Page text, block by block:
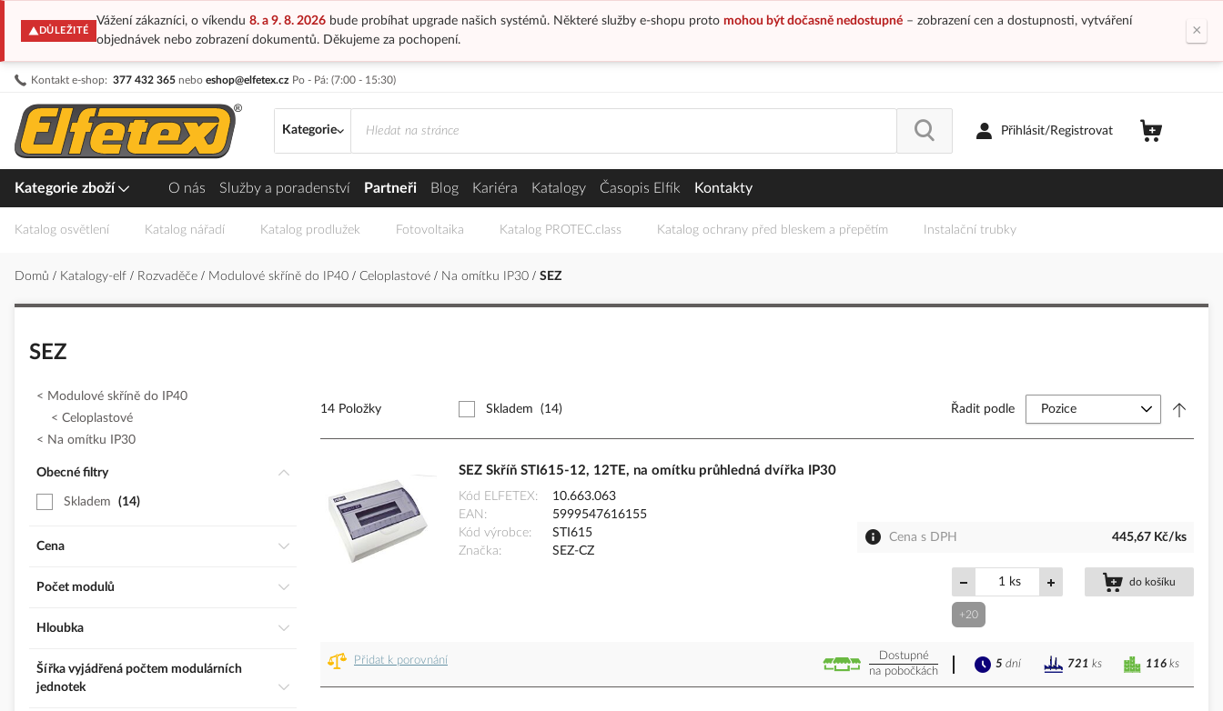
DŮLEŽITÉ
Vážení zákazníci, o víkendu 8. a 9. 8. 2026bude probíhat upgrade našich systémů. Některé služby e-shopu proto mohou být dočasně nedostupné– zobrazení cen a dostupnosti, vytváření
objednávek nebo zobrazení dokumentů. Děkujeme za pochopení.
×
Kontakt e-shop: 377 432 365 nebo eshop@elfetex.cz Po - Pá: (7:00 - 15:30)
Přejít
obsah
Kategorie
Přihlásit/Registrovat
Kategorie zboží O nás Služby a poradenství Partneři Blog Kariéra Katalogy Časopis Elfík Kontakty
Katalog osvětlení Katalog nářadí Katalog prodlužek Fotovoltaika Katalog PROTEC.class Katalog ochrany před bleskem a přepětím Instalační trubky
Domů Katalogy-elf Rozvaděče Modulové skříně do IP40 Celoplastové Na omítku IP30 SEZ
SEZ
14 Položky Skladem (14) Řadit podle
SEZ Skříň STI615-12, 12TE, na omítku průhledná dvířka IP30
Kód ELFETEX
10.663.063
EAN
5999547616155
Kód výrobce
STI615
Značka
SEZ-CZ
Cena s DPH 445,67 Kč/ks
ks do košíku
+20
Přidat k porovnání
Dostupné
na pobočkách
116 ks
5 dní 721 ks
Modulové skříně do IP40
Celoplastové
Na omítku IP30
Obecné filtry
Skladem 14
Cena
Počet modulů
Hloubka
Šířka vyjádřená počtem modulárních
jednotek